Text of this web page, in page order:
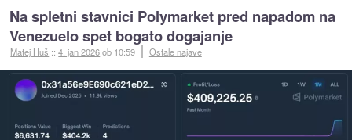
Na spletni stavnici Polymarket pred napadom na
Venezuelo spet bogato dogajanje
Matej Huš ::4. jan 2026ob 10:59 Ostale najave